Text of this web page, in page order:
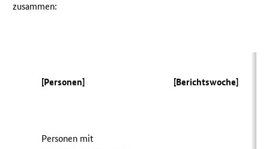
zusammen:
[Personen] [Berichtswoche]
Personen mit